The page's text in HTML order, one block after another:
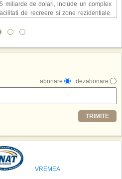
miliarde de dolari, include un complex
de recreere si zone rezidentiale.
turisti anual. �Luna� ar putea deveni
nu doar o locatie, ci poate mai
cofondator al Moon World
acestuia, 2026 ar putea deveni un an
pentru a gazdui aceasta constructie
Egipt, India, Polonia, Thailanda,
licitatia. Totusi, Spania, care se
cea mai vizitata tara din lume in 2025,
turistica solida si capacitatea hoteliera."
dezabonare
abonare
TRIMITE
VREMEA